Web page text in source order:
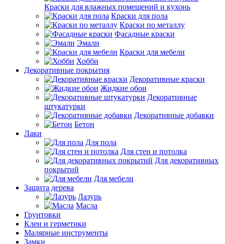
Краски для влажных помещений и кухонь
Краски для пола
Краски по металлу
Фасадные краски
Эмали
Краски для мебели
Хобби
Декоративные покрытия
Декоративные краски
Жидкие обои
Декоративные
штукатурки
Декоративные добавки
Бетон
Лаки
Для пола
Для стен и потолка
Для декоративных
покрытий
Для мебели
Защита дерева
Лазурь
Масла
Грунтовки
Клеи и герметики
Малярные инструменты
Замки